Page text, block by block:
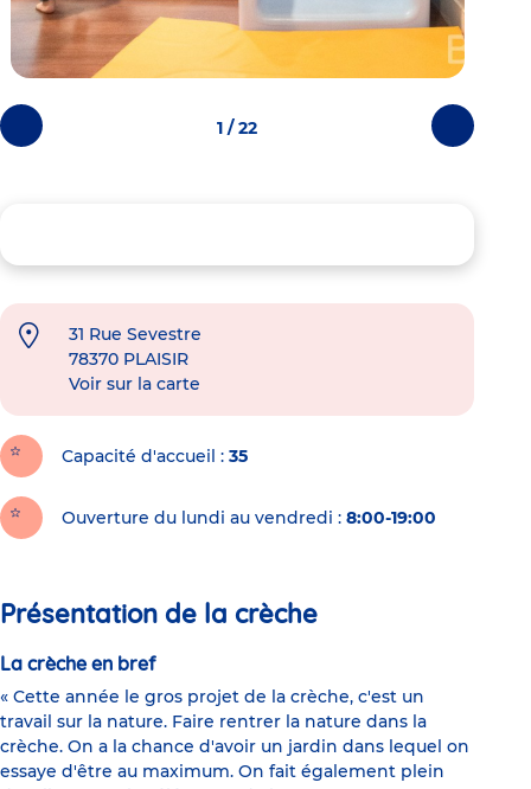
Photos
précédentes
Photos
suivantes
1 / 22
31 Rue Sevestre
78370 PLAISIR
Voir sur la carte
Capacité d'accueil 35
Ouverture du lundi au vendredi : 8:00-19:00
Présentation de la crèche
La crèche en bref
« Cette année le gros projet de la crèche, c'est un
travail sur la nature. Faire rentrer la nature dans la
crèche. On a la chance d'avoir un jardin dans lequel on
essaye d'être au maximum. On fait également plein